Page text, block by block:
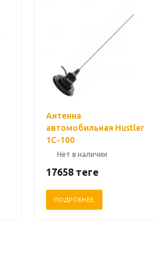
Антенна
автомобильная Hustler
1C-100
Нет в наличии
17658 теңге
ПОДРОБНЕЕ